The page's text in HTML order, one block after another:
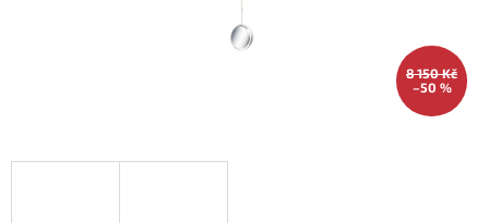
8 150 Kč
–50 %